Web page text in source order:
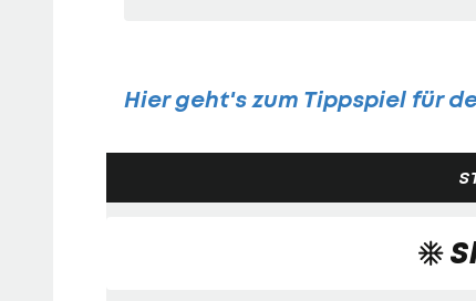
Hier geht's zum Tippspiel für